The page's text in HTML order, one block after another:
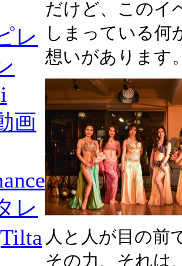
レ
画
レ
だけど、このイ
しまっている何
想いがあります
人と人が目の前
その力、それは